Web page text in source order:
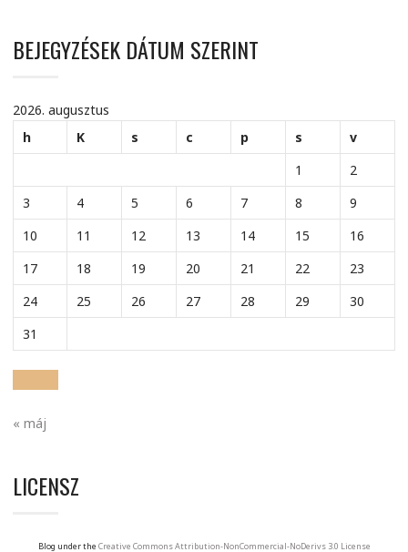
BEJEGYZÉSEK DÁTUM SZERINT
2026. augusztus
h
K s c p s
v
1
2
3
4 5 6 7 8
9
10
11 12 13 14 15
16
17
18 19 20 21 22
23
24
25 26 27 28 29
30
31
« máj
LICENSZ
Blog under the Creative Commons Attribution-NonCommercial-NoDerivs 3.0 License